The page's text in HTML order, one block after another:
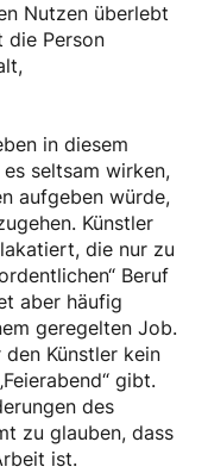
Nutzen überlebt
die Person
in diesem
seltsam wirken,
aufgeben würde,
Künstler
die nur zu
Beruf
aber häufig
geregelten Job.
Künstler kein
gibt.
des
zu glauben, dass
ist.